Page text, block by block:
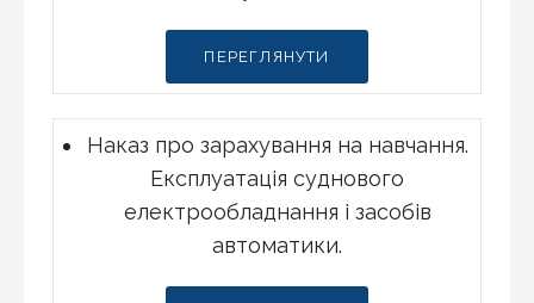
ПЕРЕГЛЯНУТИ
Наказ про зарахування на навчання.
Експлуатація суднового
електрообладнання і засобів
автоматики.